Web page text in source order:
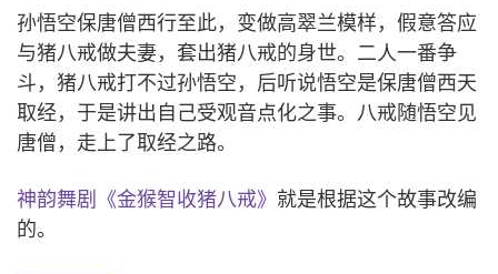
孙悟空保唐僧西行至此，变做高翠兰模样，假意答应
与猪八戒做夫妻，套出猪八戒的身世。二人一番争
斗，猪八戒打不过孙悟空，后听说悟空是保唐僧西天
取经，于是讲出自己受观音点化之事。八戒随悟空见
唐僧，走上了取经之路。
神韵舞剧《金猴智收猪八戒》 就是根据这个故事改编
的。